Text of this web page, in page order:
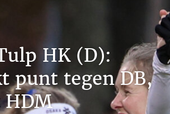
HK (D):
punt tegen DB,
HDM